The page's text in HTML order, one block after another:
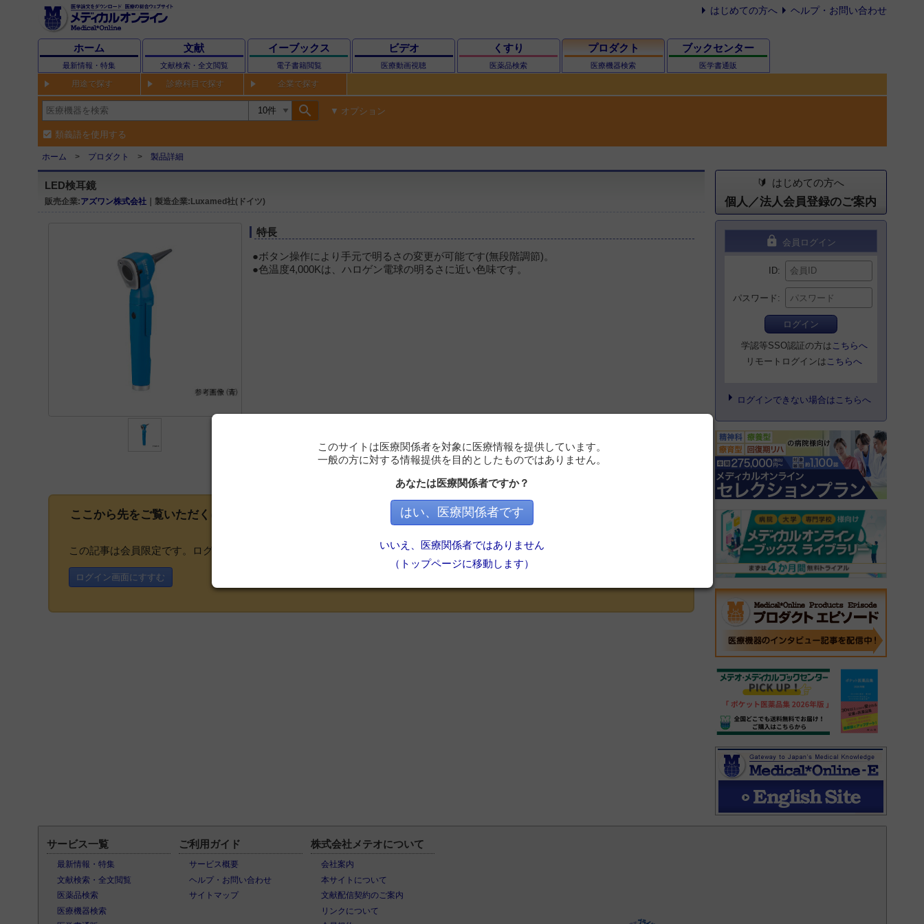
はじめての方へ ヘルプ・お問い合わせ
ホーム
最新情報・特集
文献
文献検索・全文閲覧
イーブックス
電子書籍閲覧
ビデオ
医療動画視聴
くすり
医薬品検索
プロダクト
医療機器検索
ブックセンター
医学書通販
用途で探す 診療科目で探す 企業で探す
search オプション
類義語を使用する
ホーム プロダクト 製品詳細
LED検耳鏡
販売企業:アズワン株式会社｜製造企業:Luxamed社(ドイツ)
特長
●ボタン操作により手元で明るさの変更が可能です(無段階調節)。
●色温度4,000Kは、ハロゲン電球の明るさに近い色味です。
ここから先をご覧いただくには、
この記事は会員限定です。ログインまたはご登録いただくと記事の続きをお読みいただけます。
ログイン画面にすすむ
はじめての方へ
個人／法人会員登録のご案内
lock 会員ログイン
ID
パスワード
ログイン
学認等SSO認証の方は こちらへ
リモートログインは こちらへ
ログインできない場合はこちらへ
サービス一覧
最新情報・特集
文献検索・全文閲覧
医薬品検索
医療機器検索
ご利用ガイド
サービス概要
ヘルプ・お問い合わせ
サイトマップ
株式会社メテオについて
会社案内
本サイトについて
文献配信契約のご案内
リンクについて
このサイトは医療関係者を対象に医療情報を提供しています。
一般の方に対する情報提供を目的としたものではありません。
あなたは医療関係者ですか？
はい、医療関係者です
いいえ、医療関係者ではありません
（トップページに移動します）